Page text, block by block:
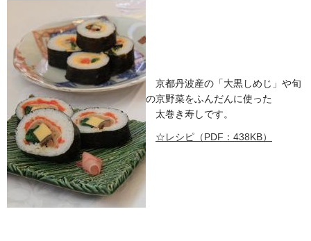
京都丹波産の「大黒しめじ」や旬
の京野菜をふんだんに使った
太巻き寿しです。
☆レシピ（PDF：438KB）